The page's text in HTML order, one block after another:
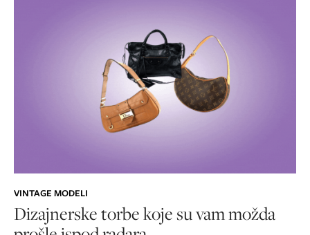
VINTAGE MODELI
Dizajnerske torbe koje su vam možda